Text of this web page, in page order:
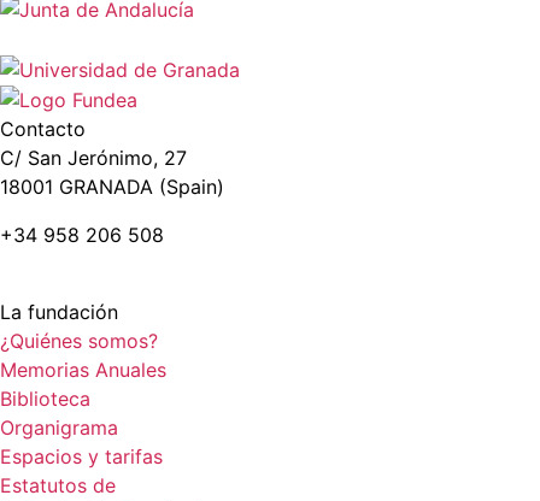
Contacto
C/ San Jerónimo, 27
18001 GRANADA (Spain)
+34 958 206 508
La fundación
¿Quiénes somos?
Memorias Anuales
Biblioteca
Organigrama
Espacios y tarifas
Estatutos de